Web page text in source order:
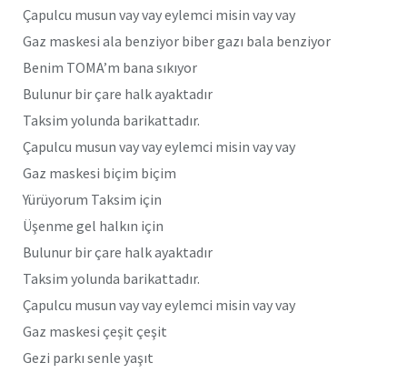
Çapulcu musun vay vay eylemci misin vay vay
Gaz maskesi ala benziyor biber gazı bala benziyor
Benim TOMA’m bana sıkıyor
Bulunur bir çare halk ayaktadır
Taksim yolunda barikattadır.
Çapulcu musun vay vay eylemci misin vay vay
Gaz maskesi biçim biçim
Yürüyorum Taksim için
Üşenme gel halkın için
Bulunur bir çare halk ayaktadır
Taksim yolunda barikattadır.
Çapulcu musun vay vay eylemci misin vay vay
Gaz maskesi çeşit çeşit
Gezi parkı senle yaşıt